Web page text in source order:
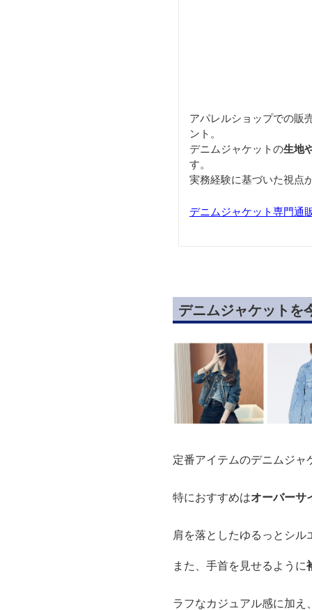
アパレルショップでの販
ント。
デニムジャケットの生地
す。
実務経験に基づいた視点
デニムジャケット専門通
デニムジャケットを
定番アイテムのデニムジャ
特におすすめはオーバーサ
肩を落としたゆるっとシル
また、手首を見せるように
ラフなカジュアル感に加え